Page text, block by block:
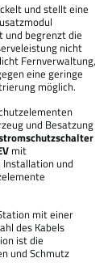
und stellt eine
und begrenzt die
nicht
Fernverwaltung,
eine geringe
möglich.
und Besatzung
mit
Installation und
mit einer
des Kabels
ist die
und Schmutz